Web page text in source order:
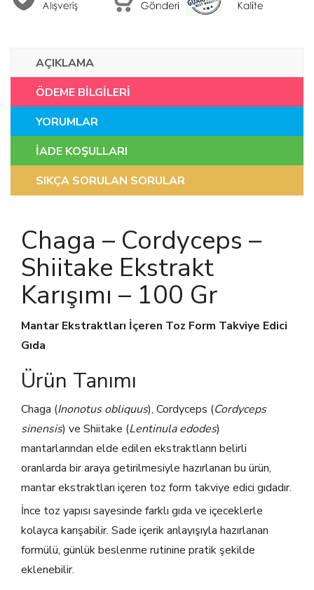
AÇIKLAMA
ÖDEME BİLGİLERİ
YORUMLAR
İADE KOŞULLARI
SIKÇA SORULAN SORULAR
Chaga – Cordyceps –
Shiitake Ekstrakt
Karışımı – 100 Gr
Mantar Ekstraktları İçeren Toz Form Takviye Edici
Gıda
Ürün Tanımı
Chaga (Inonotus obliquus), Cordyceps (Cordyceps
sinensis) ve Shiitake (Lentinula edodes)
mantarlarından elde edilen ekstraktların belirli
oranlarda bir araya getirilmesiyle hazırlanan bu ürün,
mantar ekstraktları içeren toz form takviye edici gıdadır.
İnce toz yapısı sayesinde farklı gıda ve içeceklerle
kolayca karışabilir. Sade içerik anlayışıyla hazırlanan
formülü, günlük beslenme rutinine pratik şekilde
eklenebilir.